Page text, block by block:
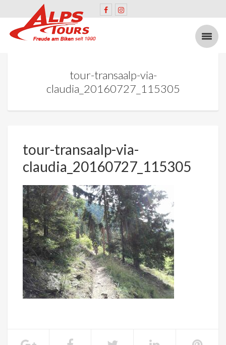
tour-transaalp-via-
claudia_20160727_115305
tour-transaalp-via-
claudia_20160727_115305